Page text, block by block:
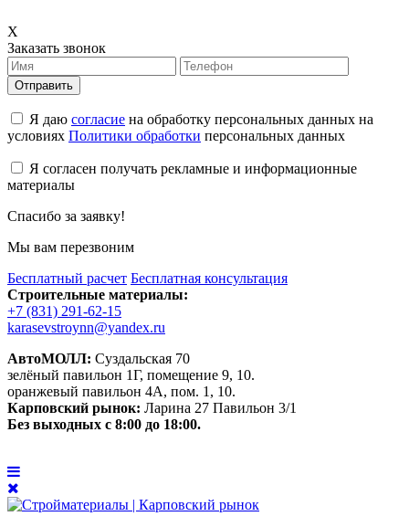
X
Заказать звонок
Отправить
Я даю согласие на обработку персональных данных на
условиях Политики обработки персональных данных
Я согласен получать рекламные и информационные
материалы
Спасибо за заявку!
Мы вам перезвоним
Бесплатный расчет Бесплатная консультация
Строительные материалы:
+7 (831) 291-62-15
karasevstroynn@yandex.ru
АвтоМОЛЛ: Суздальская 70
зелёный павильон 1Г, помещение 9, 10.
оранжевый павильон 4А, пом. 1, 10.
Карповский рынок: Ларина 27 Павильон 3/1
Без выходных с 8:00 до 18:00.